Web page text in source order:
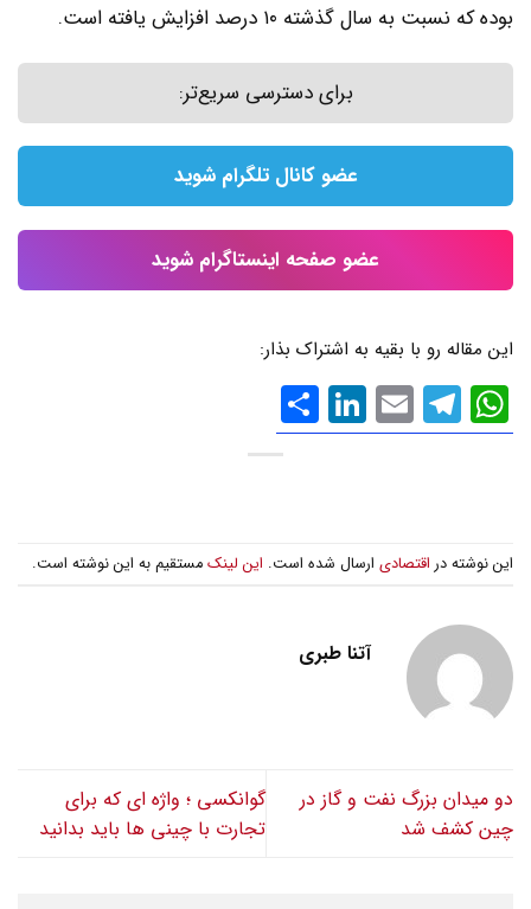
بوده که نسبت به سال گذشته ۱۰ درصد افزایش یافته است.
برای دسترسی سریع‌تر:
عضو کانال تلگرام شوید
عضو صفحه اینستاگرام شوید
این مقاله رو با بقیه به اشتراک بذار:
WhatsApp
Telegram
Email
LinkedIn
گذاری
این نوشته در اقتصادی ارسال شده است. این لینک مستقیم به این نوشته است.
آتنا طبری
دو میدان بزرگ نفت و گاز در
چین کشف شد
گوانکسی ؛ واژه ای که برای
تجارت با چینی ها باید بدانید